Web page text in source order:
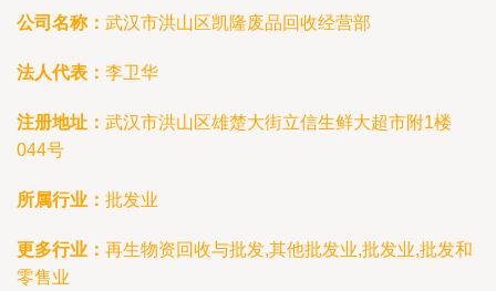
公司名称： 武汉市洪山区凯隆废品回收经营部
法人代表： 李卫华
注册地址： 武汉市洪山区雄楚大街立信生鲜大超市附1楼
044号
所属行业： 批发业
更多行业： 再生物资回收与批发,其他批发业,批发业,批发和
零售业